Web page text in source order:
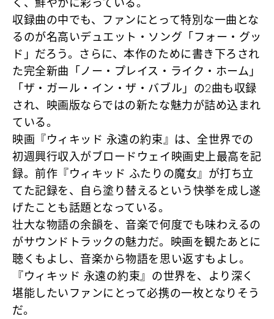
収録曲の中でも、ファンにとって特別な一曲とな
るのが名高いデュエット・ソング「フォー・グッ
ド」だろう。さらに、本作のために書き下ろされ
た完全新曲「ノー・プレイス・ライク・ホーム」
「ザ・ガール・イン・ザ・バブル」の2曲も収録
され、映画版ならではの新たな魅力が詰め込まれ
ている。
映画『ウィキッド 永遠の約束』は、全世界での
初週興行収入がブロードウェイ映画史上最高を記
録。前作『ウィキッド ふたりの魔女』が打ち立
てた記録を、自ら塗り替えるという快挙を成し遂
げたことも話題となっている。
壮大な物語の余韻を、音楽で何度でも味わえるの
がサウンドトラックの魅力だ。映画を観たあとに
聴くもよし、音楽から物語を思い返すもよし。
『ウィキッド 永遠の約束』の世界を、より深く
堪能したいファンにとって必携の一枚となりそう
だ。